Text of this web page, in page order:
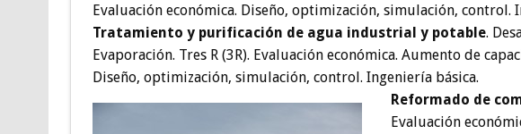
Evaluación económica. Diseño, optimización, simulación, control.
Tratamiento y purificación de agua industrial y potable.
Evaporación. Tres R (3R). Evaluación económica. Aumento de
Diseño, optimización, simulación, control. Ingeniería básica.
Reformado de
Evaluación